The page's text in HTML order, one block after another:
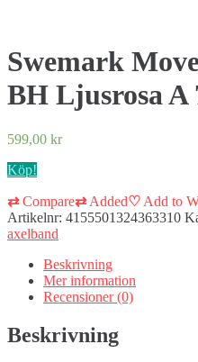
Swemark
BH Ljusrosa A
599,00 kr
Köp!
⇄Compare⇄Added♡ Add to
Artikelnr: 4155501324363310
axelband
Beskrivning
Mer information
Recensioner (0)
Beskrivning